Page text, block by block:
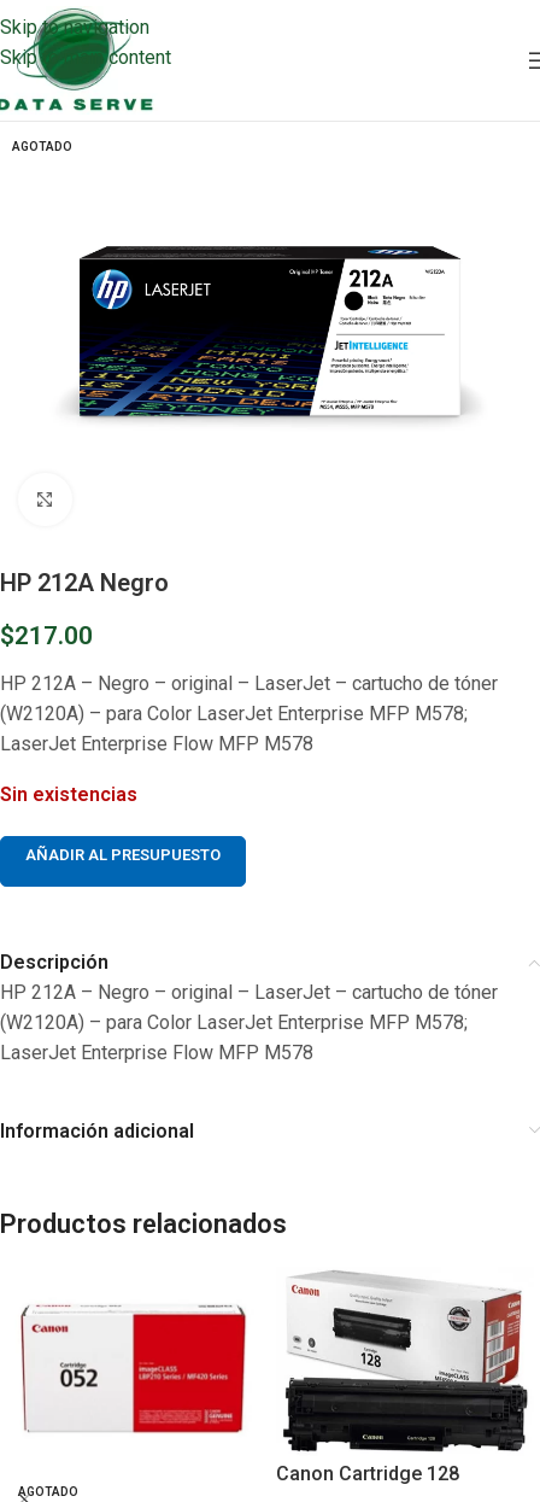
Skip to navigation
Skip to main content
AGOTADO
HP 212A Negro
$217.00
HP 212A – Negro – original – LaserJet – cartucho de tóner
(W2120A) – para Color LaserJet Enterprise MFP M578;
LaserJet Enterprise Flow MFP M578
Sin existencias
AÑADIR AL PRESUPUESTO
Descripción
HP 212A – Negro – original – LaserJet – cartucho de tóner
(W2120A) – para Color LaserJet Enterprise MFP M578;
LaserJet Enterprise Flow MFP M578
Información adicional
Productos relacionados
AGOTADO
Canon Cartridge 128